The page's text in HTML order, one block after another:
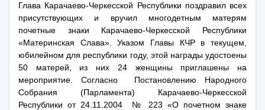
Глава Карачаево-Черкесской Республики поздравил всех
присутствующих и вручил многодетным матерям
почетные знаки Карачаево-Черкесской Республики
«Материнская Слава». Указом Главы КЧР в текущем,
юбилейном для республики году, этой награды удостоены
50 матерей, из них 24 женщины приглашены на
мероприятие. Согласно Постановлению Народного
Собрания (Парламента) Карачаево-Черкесской
Республики от 24.11.2004 № 223 «О почетном знаке